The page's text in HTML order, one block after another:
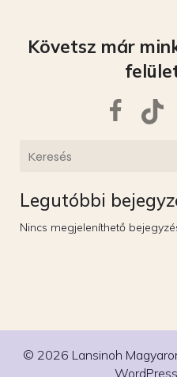
Követsz már
Legutóbbi
Nincs megjeleníthető
© 2026 Lansinoh